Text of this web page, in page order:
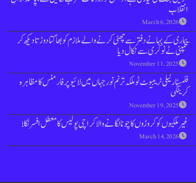
انقلاب
March 6, 2026
بیماری کے بہانے دفتر سے چھٹی کرنے والے ملازم کو بھاگتا دوڑتا دیکھ کر
کمپنی نے نوکری سے نکال دیا
November 11, 2025
فلمسٹار لیلی ٹریبیوٹ ٹو ملکہ ترنم نورجہاں میں لائیو پرفارمنس کا مظاہرہ
کرینگی
November 19, 2025
غیرملکیوں کو کروڑوں کا چونا لگانے والا کراچی پولیس کا معطل افسر نکلا
March 14, 2026